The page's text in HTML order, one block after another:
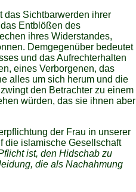
das Sichtbarwerden ihrer
Entblößen des
ihres Widerstandes,
Demgegenüber bedeutet
und das Aufrechterhalten
eines Verborgenen, das
alles um sich herum und die
den Betrachter zu einem
würden, das sie ihnen aber
der Frau in unserer
die islamische Gesellschaft
ist, den Hidschab zu
die als Nachahmung